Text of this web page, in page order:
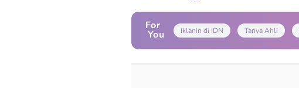
For
You Iklanin di IDN Tanya Ahli